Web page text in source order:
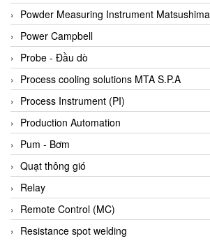
Bihl+wiedemann
Bilz
Binder Connector
Biotech
BirdX Vietnam
BK Vibro
Black Box
BlackBox Vietnam
BLAGDON PUMP
Bloom Engineering
Boneng
Powder Measuring Instrument Matsushima
Power Campbell
Probe - Đầu dò
Process cooling solutions MTA S.P.A
Process Instrument (PI)
Production Automation
Pum - Bơm
Quạt thông gió
Relay
Remote Control (MC)
Resistance spot welding